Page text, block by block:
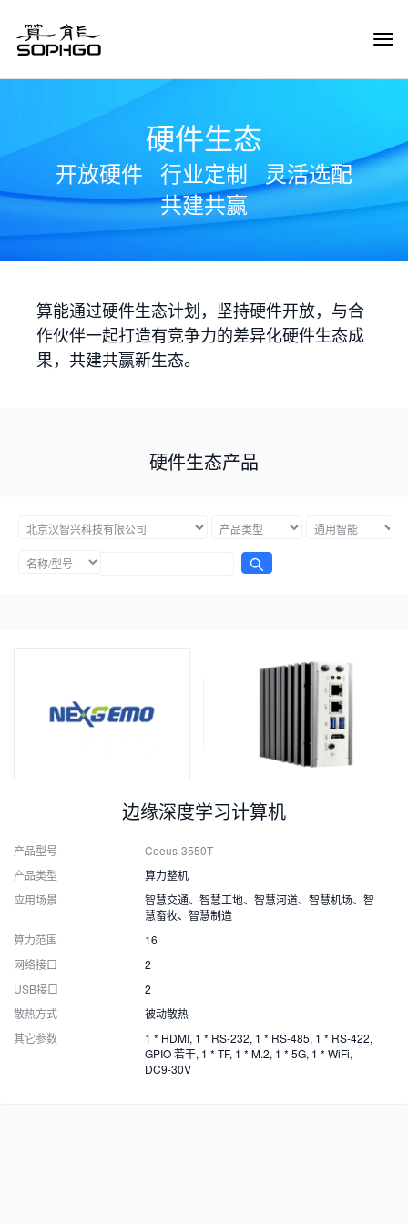
硬件生态
开放硬件 行业定制
灵活选配
共建共赢
算能通过硬件生态计划，坚持硬件开放，与合
作伙伴一起打造有竞争力的差异化硬件生态成
果，共建共赢新生态。
硬件生态产品
边缘深度学习计算机
产品型号
Coeus-3550T
产品类型
算力整机
应用场景
智慧交通、智慧工地、智慧河道、智慧机场、智
慧畜牧、智慧制造
算力范围
16
网络接口
2
USB接口
2
散热方式
被动散热
其它参数
1 * HDMI, 1 * RS-232, 1 * RS-485, 1 * RS-422,
GPIO 若干, 1 * TF, 1 * M.2, 1 * 5G, 1 * WiFi,
DC9-30V